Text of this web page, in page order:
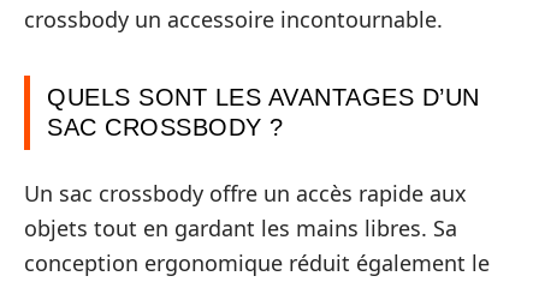
crossbody un accessoire incontournable.
QUELS SONT LES AVANTAGES D’UN
SAC CROSSBODY ?
Un sac crossbody offre un accès rapide aux
objets tout en gardant les mains libres. Sa
conception ergonomique réduit également le